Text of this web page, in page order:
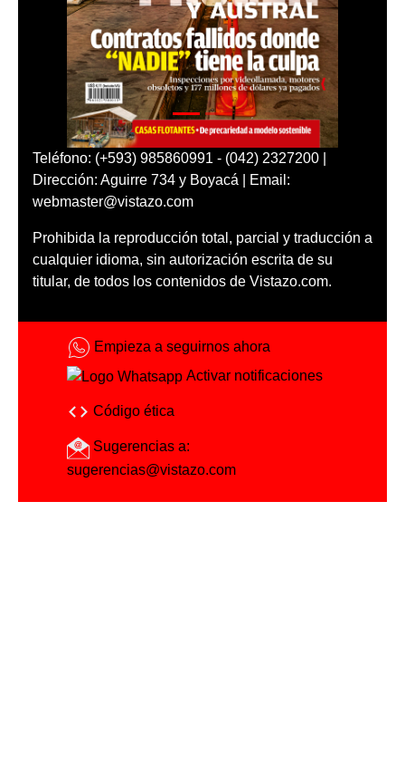
Teléfono: (+593) 985860991 - (042) 2327200 |
Dirección: Aguirre 734 y Boyacá | Email:
webmaster@vistazo.com
Prohibida la reproducción total, parcial y traducción a
cualquier idioma, sin autorización escrita de su
titular, de todos los contenidos de Vistazo.com.
Empieza a seguirnos ahora
Activar notificaciones
Código ética
Sugerencias a:
sugerencias@vistazo.com